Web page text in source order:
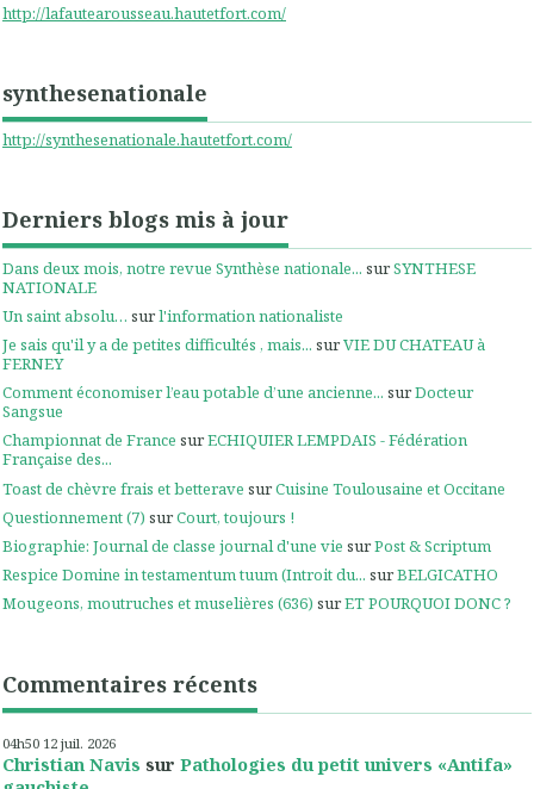
http://lafautearousseau.hautetfort.com/
synthesenationale
http://synthesenationale.hautetfort.com/
Derniers blogs mis à jour
Dans deux mois, notre revue Synthèse nationale... surSYNTHESE
NATIONALE
Un saint absolu… surl'information nationaliste
Je sais qu'il y a de petites difficultés , mais... surVIE DU CHATEAU à
FERNEY
Comment économiser l’eau potable d’une ancienne... surDocteur
Sangsue
Championnat de France surECHIQUIER LEMPDAIS - Fédération
Française des...
Toast de chèvre frais et betterave surCuisine Toulousaine et Occitane
Questionnement (7) surCourt, toujours !
Biographie: Journal de classe journal d'une vie surPost & Scriptum
Respice Domine in testamentum tuum (Introit du... surBELGICATHO
Mougeons, moutruches et muselières (636) surET POURQUOI DONC ?
Commentaires récents
04h50 12 juil. 2026
Christian Navis sur Pathologies du petit univers «Antifa»